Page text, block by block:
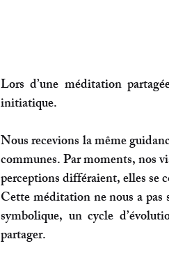
Lors d’une méditation
initiatique.
Nous recevions la même
communes. Par moments, nos
perceptions différaient, elles se
Cette méditation ne nous a
symbolique, un cycle
partager.